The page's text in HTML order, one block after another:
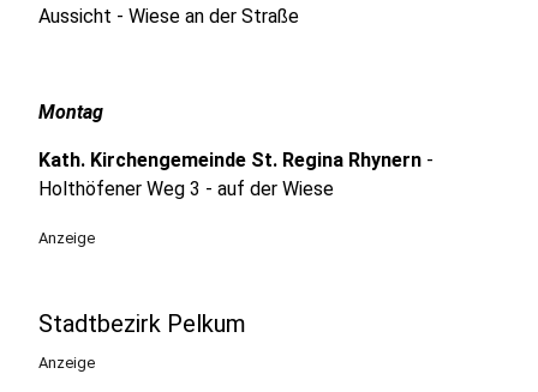
Aussicht - Wiese an der Straße
Montag
Kath. Kirchengemeinde St. Regina Rhynern -
Holthöfener Weg 3 - auf der Wiese
Anzeige
Stadtbezirk Pelkum
Anzeige